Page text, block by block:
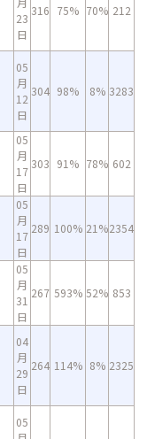
23
日
316 75% 70% 212
05
月
12
日
304 98% 8% 3283
05
月
17
日
303 91% 78% 602
05
月
17
日
289 100% 21%2354
05
月
31
日
267 593% 52% 853
04
月
29
日
264 114% 8% 2325
05